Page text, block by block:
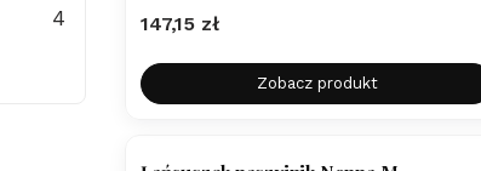
4 Cena
147,15 zł
Zobacz produkt